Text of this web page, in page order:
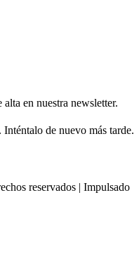
en nuestra newsletter.
de nuevo más tarde.
reservados | Impulsado